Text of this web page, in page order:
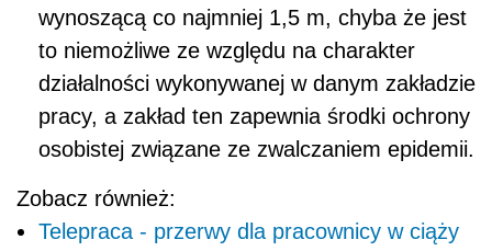
wynoszącą co najmniej 1,5 m, chyba że jest
to niemożliwe ze względu na charakter
działalności wykonywanej w danym zakładzie
pracy, a zakład ten zapewnia środki ochrony
osobistej związane ze zwalczaniem epidemii.
Zobacz również:
Telepraca - przerwy dla pracownicy w ciąży